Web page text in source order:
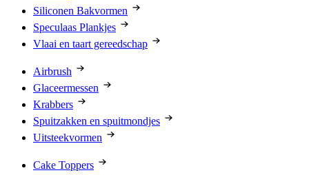
Siliconen Bakvormen
Speculaas Plankjes
Vlaai en taart gereedschap
Airbrush
Glaceermessen
Krabbers
Spuitzakken en spuitmondjes
Uitsteekvormen
Cake Toppers